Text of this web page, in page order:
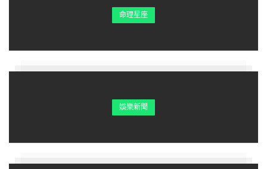
回家找媽，是人們多年來不自覺養成的習慣，也許，生
活中只要是有媽媽的人，都和我一樣。
命理星座
娛樂新聞